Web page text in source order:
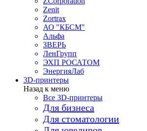
Zenit
Zortrax
АО "КБСМ"
Альфа
ЗВЕРЬ
ЛенГрупп
ЭХП РОСАТОМ
ЭнергияЛаб
3D-принтеры
Назад к меню
Все 3D-принтеры
Для бизнеса
Для стоматологии